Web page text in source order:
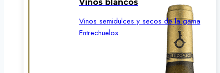
Vinos blancos
Vinos semidulces y secos de la gama
Entrechuelos